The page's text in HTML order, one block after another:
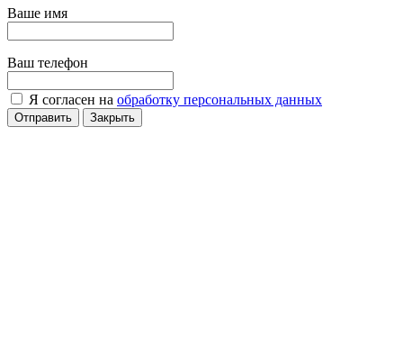
Ваше имя
Ваш телефон
Я согласен на обработку персональных данных
Отправить Закрыть